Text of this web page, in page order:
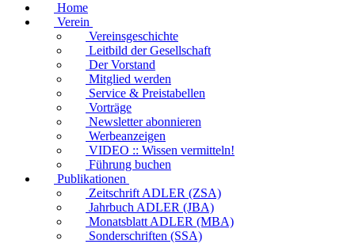
Home
Verein
Vereinsgeschichte
Leitbild der Gesellschaft
Der Vorstand
Mitglied werden
Service & Preistabellen
Vorträge
Newsletter abonnieren
Werbeanzeigen
VIDEO :: Wissen vermitteln!
Führung buchen
Publikationen
Zeitschrift ADLER (ZSA)
Jahrbuch ADLER (JBA)
Monatsblatt ADLER (MBA)
Sonderschriften (SSA)